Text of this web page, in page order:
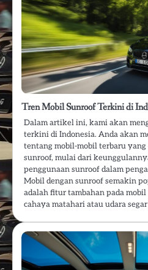
Tren Mobil Sunroof Terkini di
Dalam artikel ini, kami akan
terkini di Indonesia. Anda akan
tentang mobil-mobil terbaru
sunroof, mulai dari
penggunaan sunroof dalam
Mobil dengan sunroof semakin
adalah fitur tambahan pada
cahaya matahari atau udara